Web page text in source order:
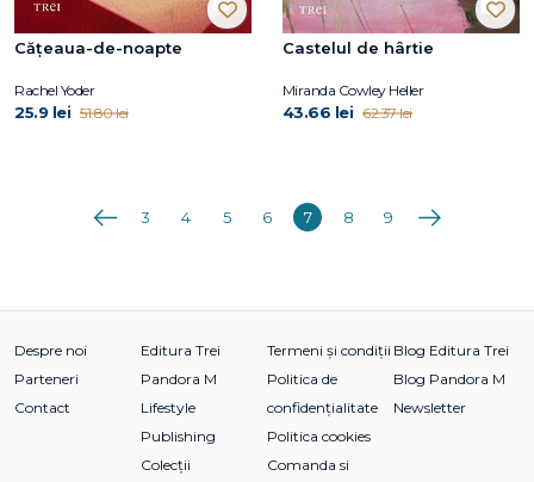
Cățeaua-de-noapte
Rachel Yoder
25.9 lei 51.80 lei
Castelul de hârtie
Miranda Cowley Heller
43.66 lei 62.37 lei
Anterioara
3 4 5 6 7 8 9 Următoarea
Despre noi
Parteneri
Contact
Editura Trei
Pandora M
Lifestyle
Publishing
Colecții
Termeni și condiții
Politica de
confidențialitate
Politica cookies
Comanda si
Blog Editura Trei
Blog Pandora M
Newsletter